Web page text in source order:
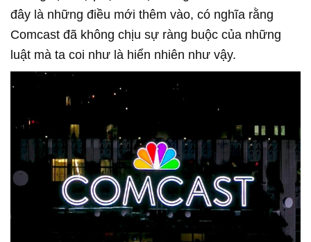
đây là những điều mới thêm vào, có nghĩa rằng
Comcast đã không chịu sự ràng buộc của những
luật mà ta coi như là hiển nhiên như vậy.